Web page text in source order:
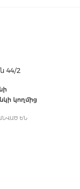
44/2
կողմից
ԵՆ